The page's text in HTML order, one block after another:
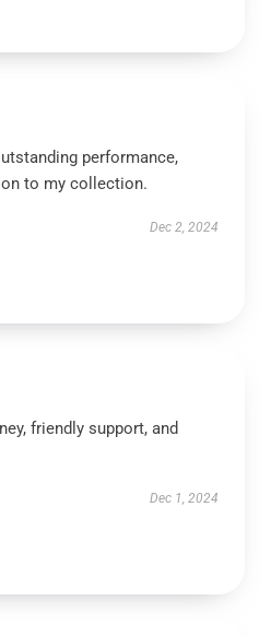
performance,
to my collection.
Dec 2, 2024
friendly support, and
Dec 1, 2024